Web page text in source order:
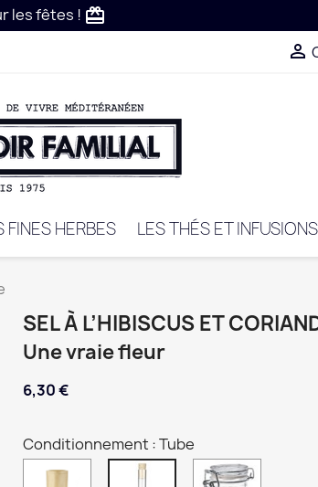
les fêtes ! card_giftcard

FINES HERBES LES THÉS ET INFUSIONS
SEL À L’HIBISCUS ET
Une vraie fleur
6,30 €
Conditionnement : Tube